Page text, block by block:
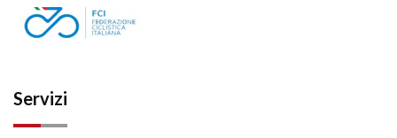
Servizi